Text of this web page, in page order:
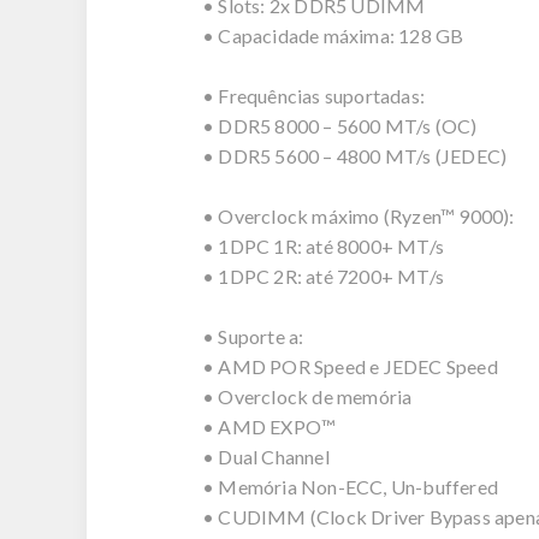
• Slots: 2x DDR5 UDIMM
• Capacidade máxima: 128 GB
• Frequências suportadas:
• DDR5 8000 – 5600 MT/s (OC)
• DDR5 5600 – 4800 MT/s (JEDEC)
• Overclock máximo (Ryzen™ 9000):
• 1DPC 1R: até 8000+ MT/s
• 1DPC 2R: até 7200+ MT/s
• Suporte a:
• AMD POR Speed e JEDEC Speed
• Overclock de memória
• AMD EXPO™
• Dual Channel
• Memória Non-ECC, Un-buffered
• CUDIMM (Clock Driver Bypass